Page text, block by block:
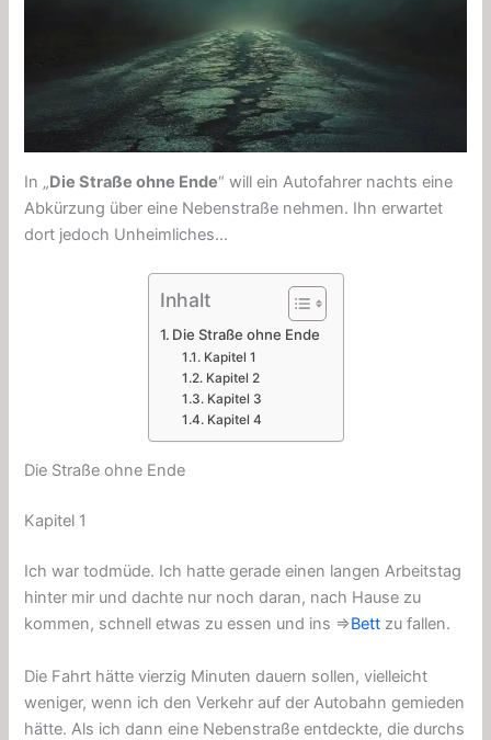
In „Die Straße ohne Ende“ will ein Autofahrer nachts eine
Abkürzung über eine Nebenstraße nehmen. Ihn erwartet
dort jedoch Unheimliches…
Inhalt
Die Straße ohne Ende
Kapitel 1
Kapitel 2
Kapitel 3
Kapitel 4
Die Straße ohne Ende
Kapitel 1
Ich war todmüde. Ich hatte gerade einen langen Arbeitstag
hinter mir und dachte nur noch daran, nach Hause zu
kommen, schnell etwas zu essen und ins ⇒Bett zu fallen.
Die Fahrt hätte vierzig Minuten dauern sollen, vielleicht
weniger, wenn ich den Verkehr auf der Autobahn gemieden
hätte. Als ich dann eine Nebenstraße entdeckte, die durchs